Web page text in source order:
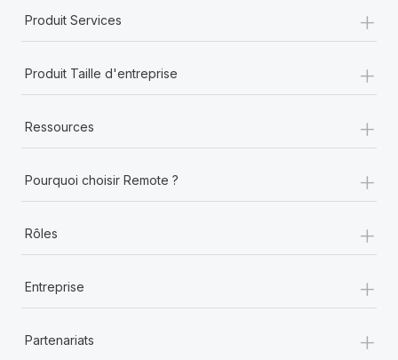
Produit Services +
Produit Taille d'entreprise +
Ressources +
Pourquoi choisir Remote ? +
Rôles +
Entreprise +
Partenariats +